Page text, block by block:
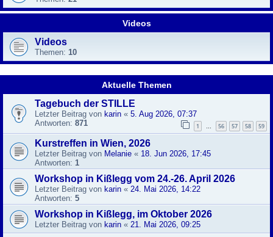
Videos
Videos
Themen: 10
Aktuelle Themen
Tagebuch der STILLE
Letzter Beitrag von karin « 5. Aug 2026, 07:37
Antworten: 871 1 … 56 57 58 59
Kurstreffen in Wien, 2026
Letzter Beitrag von Melanie « 18. Jun 2026, 17:45
Antworten: 1
Workshop in Kißlegg vom 24.-26. April 2026
Letzter Beitrag von karin « 24. Mai 2026, 14:22
Antworten: 5
Workshop in Kißlegg, im Oktober 2026
Letzter Beitrag von karin « 21. Mai 2026, 09:25